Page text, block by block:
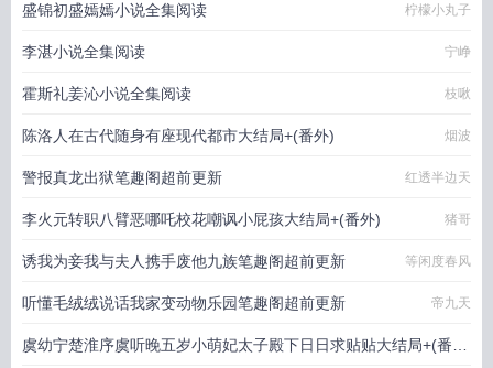
盛锦初盛嫣嫣小说全集阅读 柠檬小丸子
李湛小说全集阅读 宁峥
霍斯礼姜沁小说全集阅读 枝啾
陈洛人在古代随身有座现代都市大结局+(番外) 烟波
警报真龙出狱笔趣阁超前更新 红透半边天
李火元转职八臂恶哪吒校花嘲讽小屁孩大结局+(番外) 猪哥
诱我为妾我与夫人携手废他九族笔趣阁超前更新 等闲度春风
听懂毛绒绒说话我家变动物乐园笔趣阁超前更新 帝九天
虞幼宁楚淮序虞听晚五岁小萌妃太子殿下日日求贴贴大结局+(番